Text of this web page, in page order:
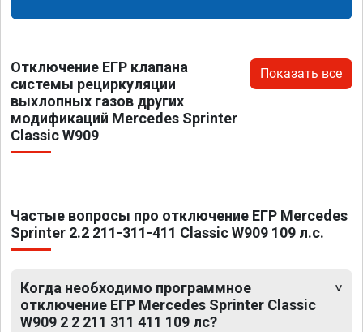
Отключение ЕГР клапана
системы рециркуляции
выхлопных газов других
модификаций Mercedes Sprinter
Classic W909
Показать все
Частые вопросы про отключение ЕГР Mercedes
Sprinter 2.2 211-311-411 Classic W909 109 л.с.
Когда необходимо программное
отключение ЕГР Mercedes Sprinter Classic
W909 2 2 211 311 411 109 лс?